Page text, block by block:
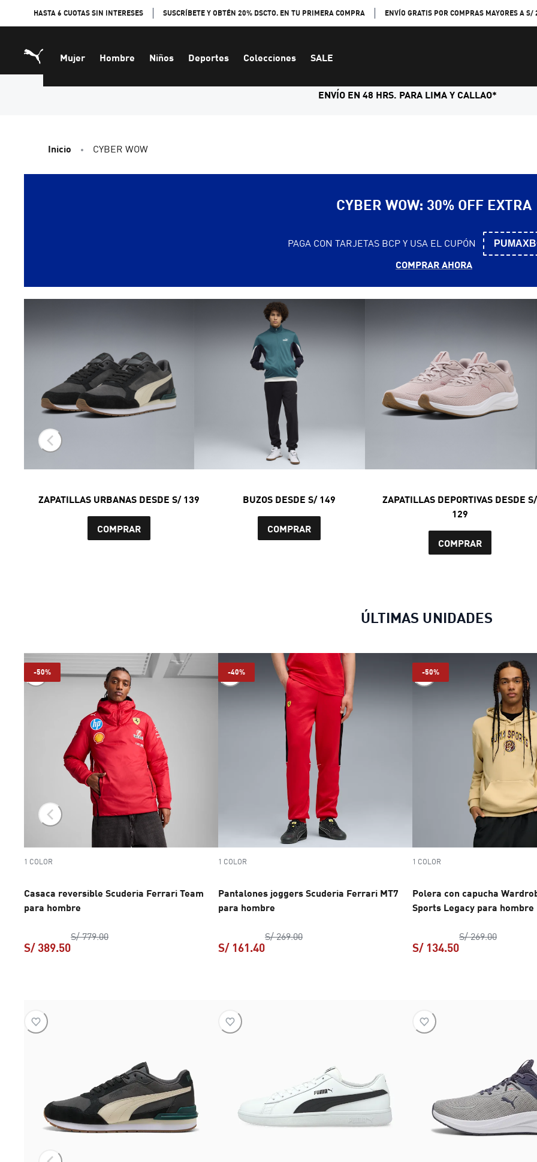
HASTA 6 CUOTAS SIN INTERESES SUSCRÍBETE Y OBTÉN 20% DSCTO. EN TU PRIMERA COMPRA ENVÍO GRATIS POR COMPRAS MAYORES A S/
Mujer Hombre Niños Deportes Colecciones SALE
ENVÍO EN 48 HRS. PARA LIMA Y CALLAO*
Inicio CYBER WOW
CYBER WOW: 30% OFF EXTRA
PAGA CON TARJETAS BCP Y USA EL CUPÓN
COMPRAR AHORA
ZAPATILLAS URBANAS DESDE S/ 139
COMPRAR
BUZOS DESDE S/ 149
COMPRAR
ZAPATILLAS DEPORTIVAS DESDE S/
129
COMPRAR
ÚLTIMAS UNIDADES
-50%
1 COLOR
Casaca reversible Scuderia Ferrari Team
para hombre
S/ 779.00Casaca reversible Scuderia Ferrari Team para hombre
S/ 389.50
-40%
1 COLOR
Pantalones joggers Scuderia Ferrari MT7
para hombre
S/ 269.00Pantalones joggers Scuderia Ferrari MT7 para hombre
S/ 161.40
-50%
1 COLOR
Polera con capucha
Sports Legacy para hombre
S/ 269.00Polera
S/ 134.50